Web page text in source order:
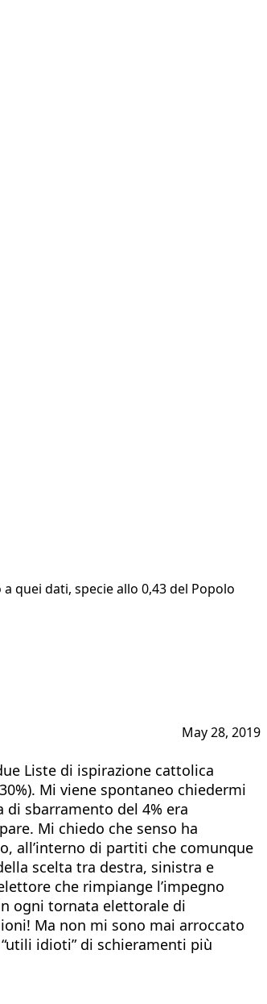
dati, specie allo 0,43 del Popolo
May 28, 2019
Liste di ispirazione cattolica
Mi viene spontaneo chiedermi
sbarramento del 4% era
Mi chiedo che senso ha
all’interno di partiti che comunque
scelta tra destra, sinistra e
che rimpiange l’impegno
ogni tornata elettorale di
Ma non mi sono mai arroccato
idioti” di schieramenti più